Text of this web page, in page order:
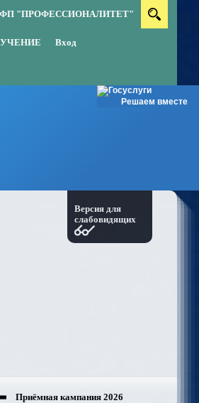
Решаем вместе
ФП "ПРОФЕССИОНАЛИТЕТ"
Вход
Версия для
слабовидящих
Приёмная кампания 2026